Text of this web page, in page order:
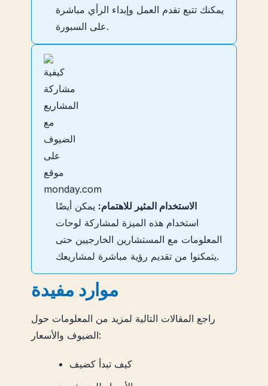
يمكنك تتبع تقدم العمل وإبداء الرأي مباشرة
على السبورة.
الاستخدام المثير للاهتمام: يمكن أيضًا
استخدام هذه الميزة لمشاركة لوحات
المعلومات مع المستشارين الخارجيين حتى
يتمكنوا من تقديم رؤية مباشرة لمشاريعك.
موارد مفيدة
راجع المقالات التالية لمزيد من المعلومات حول
الضيوف والأسعار:
كيف تبدأ كضيف